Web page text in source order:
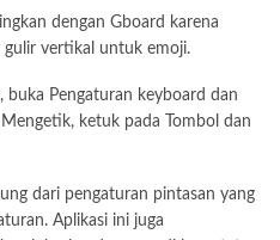
dengan Gboard karena
gulir vertikal untuk emoji.
Pengaturan keyboard dan
ketuk pada Tombol dan
dari pengaturan pintasan yang
Aplikasi ini juga